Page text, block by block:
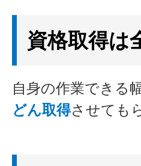
資格取得は
自身の作業できる
どん取得させても